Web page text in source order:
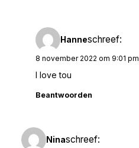
Hanneschreef:
8 november 2022 om 9:01 pm
I love tou
Beantwoorden
Ninaschreef: